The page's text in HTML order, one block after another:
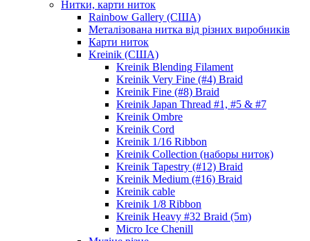
Нитки, карти ниток
Rainbow Gallery (США)
Металізована нитка від різних виробників
Карти ниток
Kreinik (США)
Kreinik Blending Filament
Kreinik Very Fine (#4) Braid
Kreinik Fine (#8) Braid
Kreinik Japan Thread #1, #5 & #7
Kreinik Ombre
Kreinik Cord
Kreinik 1/16 Ribbon
Kreinik Collection (наборы ниток)
Kreinik Tapestry (#12) Braid
Kreinik Medium (#16) Braid
Kreinik cable
Kreinik 1/8 Ribbon
Kreinik Heavy #32 Braid (5m)
Micro Ice Chenill